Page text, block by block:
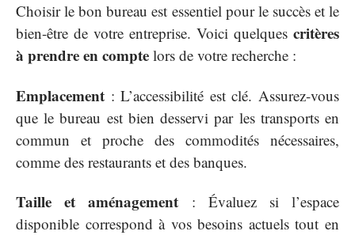
Choisir le bon bureau est essentiel pour le succès et le
bien-être de votre entreprise. Voici quelques critères
à prendre en compte lors de votre recherche :
Emplacement : L’accessibilité est clé. Assurez-vous
que le bureau est bien desservi par les transports en
commun et proche des commodités nécessaires,
comme des restaurants et des banques.
Taille et aménagement : Évaluez si l’espace
disponible correspond à vos besoins actuels tout en